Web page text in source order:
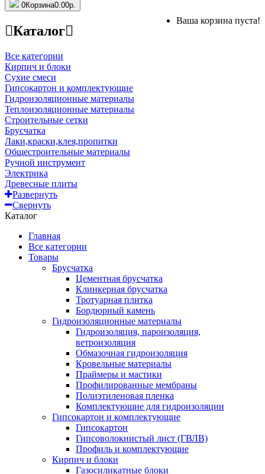
0Корзина0.00р.
Ваша корзина пуста!
Каталог
Все категории
Кирпич и блоки
Сухие смеси
Гипсокартон и комплектующие
Гидроизоляционные материалы
Теплоизоляционные материалы
Строительные сетки
Брусчатка
Лаки,краски,клея,пропитки
Общестроительные материалы
Ручной инструмент
Электрика
Древесные плиты
Развернуть
Свернуть
Каталог
Главная
Все категории
Товары
Брусчатка
Цементная брусчатка
Клинкерная брусчатка
Тротуарная плитка
Бордюрный камень
Гидроизоляционные материалы
Гидроизоляция, пароизоляция,
ветроизоляция
Обмазочная гидроизоляция
Кровельные материалы
Праймеры и мастики
Профилированные мембраны
Полиэтиленовая пленка
Комплектующие для гидроизоляции
Гипсокартон и комплектующие
Гипсокартон
Гипсоволокнистый лист (ГВЛВ)
Профиль и комплектующие
Кирпич и блоки
Газосиликатные блоки